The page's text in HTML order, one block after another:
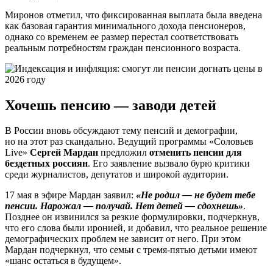
Миронов отметил, что фиксированная выплата была введена
как базовая гарантия минимального дохода пенсионеров,
однако со временем ее размер перестал соответствовать
реальным потребностям граждан пенсионного возраста.
Хочешь пенсию — заводи детей
В России вновь обсуждают тему пенсий и демографии,
но на этот раз скандально. Ведущий программы «Соловьев
Live» Сергей Мардан предложил отменить пенсии для
бездетных россиян. Его заявление вызвало бурю критики
среди журналистов, депутатов и широкой аудитории.
17 мая в эфире Мардан заявил: «Не родил — не будет тебе
пенсии. Нарожал — получай. Нет детей — сдохнешь».
Позднее он извинился за резкие формулировки, подчеркнув,
что его слова были иронией, и добавил, что реальное решение
демографических проблем не зависит от него. При этом
Мардан подчеркнул, что семьи с тремя-пятью детьми имеют
«шанс остаться в будущем».